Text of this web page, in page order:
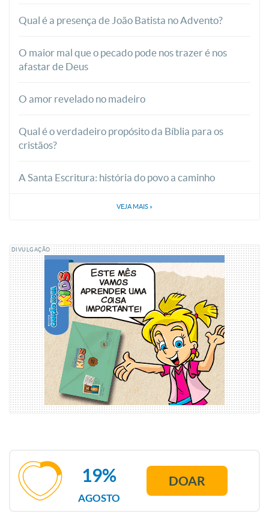
Qual é a presença de João Batista no Advento?
O maior mal que o pecado pode nos trazer é nos
afastar de Deus
O amor revelado no madeiro
Qual é o verdadeiro propósito da Bíblia para os
cristãos?
A Santa Escritura: história do povo a caminho
VEJA MAIS »
DIVULGAÇÃO
AGOSTO
19% DOAR